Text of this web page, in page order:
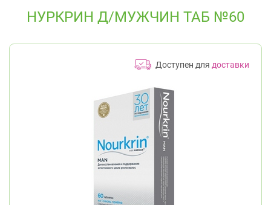
НУРКРИН Д/МУЖЧИН ТАБ №60
Доступен для доставки